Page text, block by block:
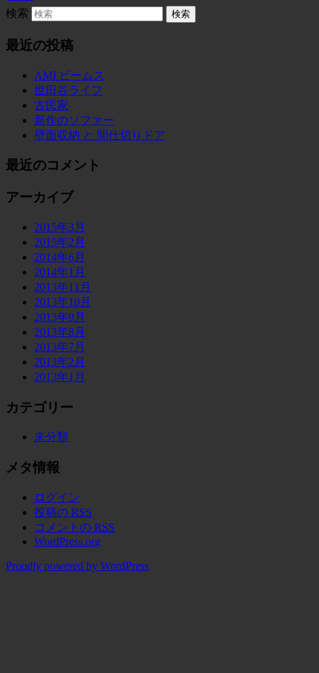
検索
最近の投稿
AMI ビームス
世田谷ライフ
古民家
新作のソファー
壁面収納 と 間仕切りドア
最近のコメント
アーカイブ
2015年3月
2015年2月
2014年6月
2014年1月
2013年11月
2013年10月
2013年9月
2013年8月
2013年7月
2013年2月
2013年1月
カテゴリー
未分類
メタ情報
ログイン
投稿の RSS
コメントの RSS
WordPress.org
Proudly powered by WordPress